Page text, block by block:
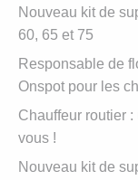
Nouveau kit de
60, 65 et 75
Responsable de
Onspot pour les
Chauffeur routier
vous !
Nouveau kit de